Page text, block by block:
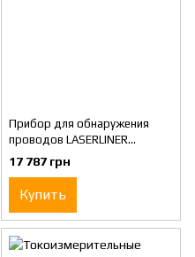
Прибор для обнаружения
проводов LASERLINER
CableTracer Pro (083.070A)
17 787 грн
Купить